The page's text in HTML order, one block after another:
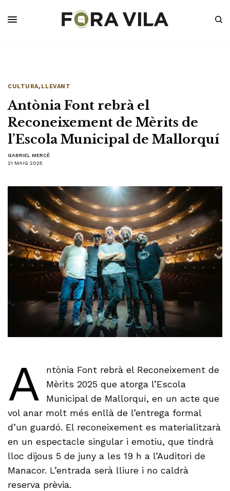
CULTURA, LLEVANT
Antònia Font rebrà el
Reconeixement de Mèrits de
l’Escola Municipal de Mallorquí
GABRIEL MERCÈ
21 MAIG 2025
A
ntònia Font rebrà el Reconeixement de
Mèrits 2025 que atorga l’Escola
Municipal de Mallorquí, en un acte que
vol anar molt més enllà de l’entrega formal
d’un guardó. El reconeixement es materialitzarà
en un espectacle singular i emotiu, que tindrà
lloc dijous 5 de juny a les 19 h a l’Auditori de
Manacor. L’entrada serà lliure i no caldrà
reserva prèvia.